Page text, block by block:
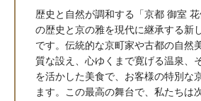
歴史と自然が調和する「京都 御室
の歴史と京の雅を現代に継承する新
です。伝統的な京町家や古都の自然
質な設え、心ゆくまで寛げる温泉、
を活かした美食で、お客様の特別な
ます。この最高の舞台で、私たちは